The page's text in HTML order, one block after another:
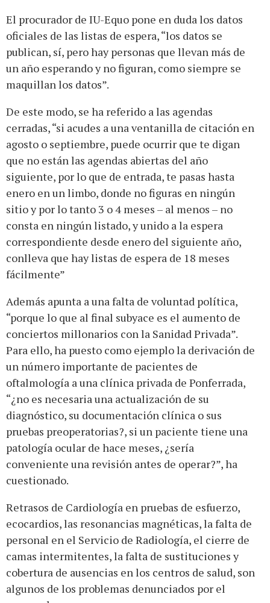
El procurador de IU-Equo pone en duda los datos
oficiales de las listas de espera, “los datos se
publican, sí, pero hay personas que llevan más de
un año esperando y no figuran, como siempre se
maquillan los datos”.
De este modo, se ha referido a las agendas
cerradas, “si acudes a una ventanilla de citación en
agosto o septiembre, puede ocurrir que te digan
que no están las agendas abiertas del año
siguiente, por lo que de entrada, te pasas hasta
enero en un limbo, donde no figuras en ningún
sitio y por lo tanto 3 o 4 meses – al menos – no
consta en ningún listado, y unido a la espera
correspondiente desde enero del siguiente año,
conlleva que hay listas de espera de 18 meses
fácilmente”
Además apunta a una falta de voluntad política,
“porque lo que al final subyace es el aumento de
conciertos millonarios con la Sanidad Privada”.
Para ello, ha puesto como ejemplo la derivación de
un número importante de pacientes de
oftalmología a una clínica privada de Ponferrada,
“¿no es necesaria una actualización de su
diagnóstico, su documentación clínica o sus
pruebas preoperatorias?, si un paciente tiene una
patología ocular de hace meses, ¿sería
conveniente una revisión antes de operar?”, ha
cuestionado.
Retrasos de Cardiología en pruebas de esfuerzo,
ecocardios, las resonancias magnéticas, la falta de
personal en el Servicio de Radiología, el cierre de
camas intermitentes, la falta de sustituciones y
cobertura de ausencias en los centros de salud, son
algunos de los problemas denunciados por el